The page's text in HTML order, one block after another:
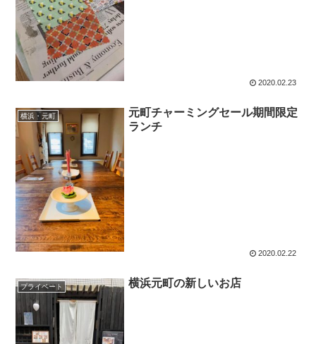
2020.02.23
横浜・元町
元町チャーミングセール期間限定
ランチ
2020.02.22
プライベート 横浜元町の新しいお店